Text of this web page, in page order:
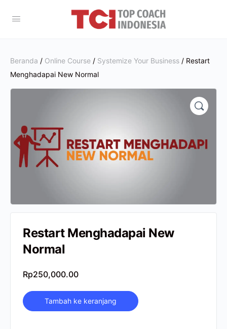
Beranda / Online Course / Systemize Your Business / Restart
Menghadapai New Normal
Restart Menghadapai New
Normal
Rp250,000.00
Tambah ke keranjang